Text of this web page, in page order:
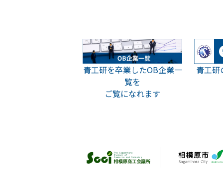
青工研を卒業したOB企業一
覧を
ご覧になれます
青工研